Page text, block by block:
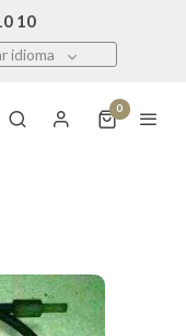
10
idioma
0